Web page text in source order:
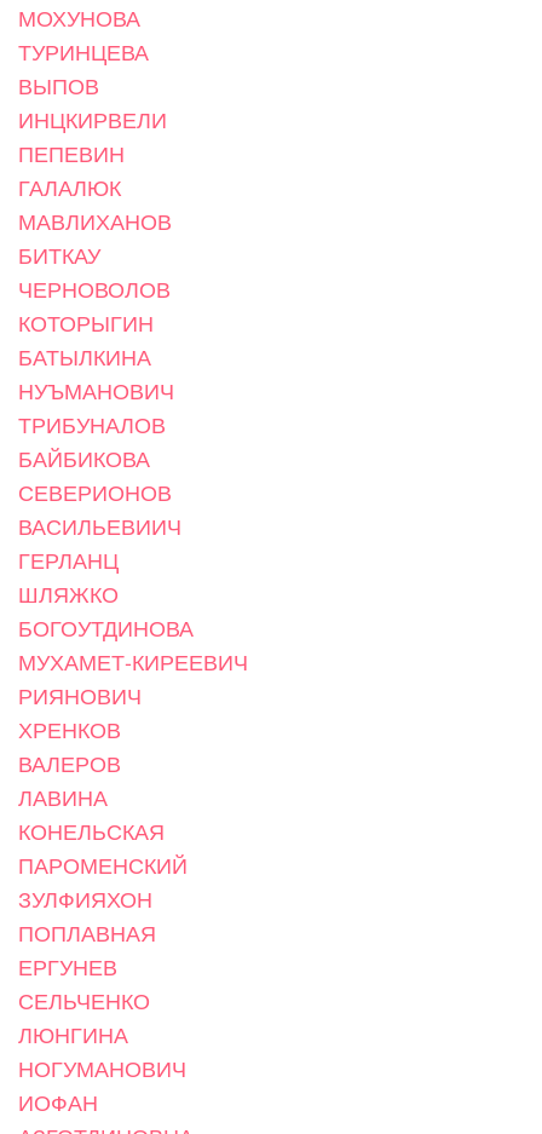
МОХУНОВА
ТУРИНЦЕВА
ВЫПОВ
ИНЦКИРВЕЛИ
ПЕПЕВИН
ГАЛАЛЮК
МАВЛИХАНОВ
БИТКАУ
ЧЕРНОВОЛОВ
КОТОРЫГИН
БАТЫЛКИНА
НУЪМАНОВИЧ
ТРИБУНАЛОВ
БАЙБИКОВА
СЕВЕРИОНОВ
ВАСИЛЬЕВИИЧ
ГЕРЛАНЦ
ШЛЯЖКО
БОГОУТДИНОВА
МУХАМЕТ-КИРЕЕВИЧ
РИЯНОВИЧ
ХРЕНКОВ
ВАЛЕРОВ
ЛАВИНА
КОНЕЛЬСКАЯ
ПАРОМЕНСКИЙ
ЗУЛФИЯХОН
ПОПЛАВНАЯ
ЕРГУНЕВ
СЕЛЬЧЕНКО
ЛЮНГИНА
НОГУМАНОВИЧ
ИОФАН